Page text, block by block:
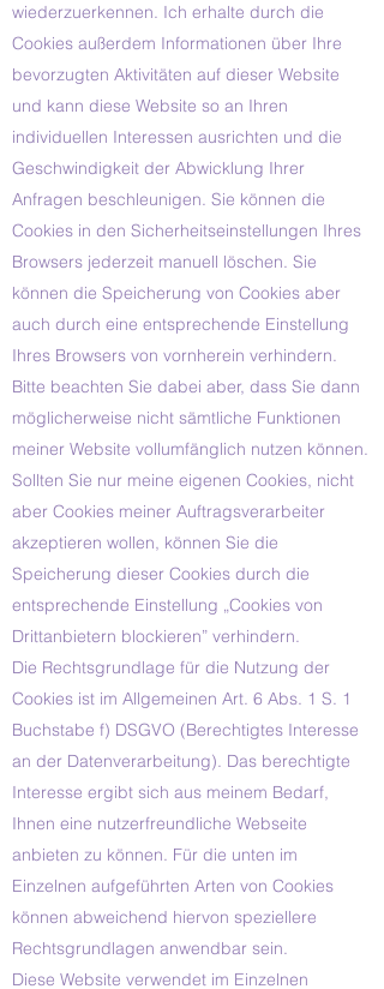
wiederzuerkennen. Ich erhalte durch die
Cookies außerdem Informationen über Ihre
bevorzugten Aktivitäten auf dieser Website
und kann diese Website so an Ihren
individuellen Interessen ausrichten und die
Geschwindigkeit der Abwicklung Ihrer
Anfragen beschleunigen. Sie können die
Cookies in den Sicherheitseinstellungen Ihres
Browsers jederzeit manuell löschen. Sie
können die Speicherung von Cookies aber
auch durch eine entsprechende Einstellung
Ihres Browsers von vornherein verhindern.
Bitte beachten Sie dabei aber, dass Sie dann
möglicherweise nicht sämtliche Funktionen
meiner Website vollumfänglich nutzen können.
Sollten Sie nur meine eigenen Cookies, nicht
aber Cookies meiner Auftragsverarbeiter
akzeptieren wollen, können Sie die
Speicherung dieser Cookies durch die
entsprechende Einstellung „Cookies von
Drittanbietern blockieren” verhindern.
Die Rechtsgrundlage für die Nutzung der
Cookies ist im Allgemeinen Art. 6 Abs. 1 S. 1
Buchstabe f) DSGVO (Berechtigtes Interesse
an der Datenverarbeitung). Das berechtigte
Interesse ergibt sich aus meinem Bedarf,
Ihnen eine nutzerfreundliche Webseite
anbieten zu können. Für die unten im
Einzelnen aufgeführten Arten von Cookies
können abweichend hiervon speziellere
Rechtsgrundlagen anwendbar sein.
Diese Website verwendet im Einzelnen